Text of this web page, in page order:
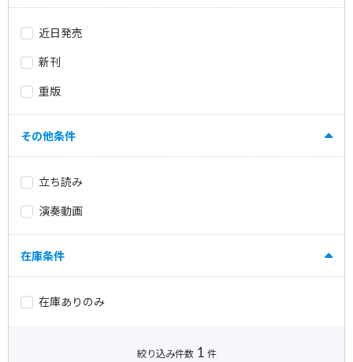
近日発売
新刊
重版
その他条件
立ち読み
演奏動画
在庫条件
在庫ありのみ
絞り込み件数 1 件